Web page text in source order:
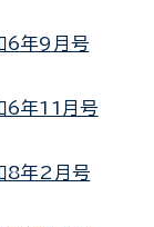
6年9月号
6年11月号
8年2月号